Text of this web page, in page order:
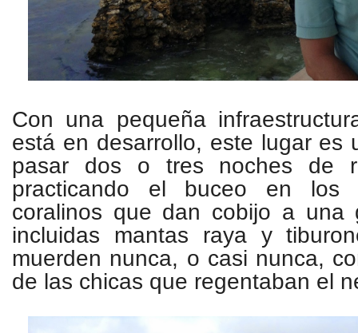
Con una pequeña
está en desarrollo, este lugar es
pasar dos o tres noches de
practicando el buceo en los
coralinos que dan cobijo a una
incluidas mantas raya y
muerden nunca, o casi nunca,
de las chicas que regentaban el